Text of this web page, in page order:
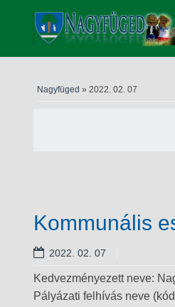
Nagyfüged » 2022. 02. 07
Kommunális
2022. 02. 07
Kedvezményezett neve:
Pályázati felhívás neve